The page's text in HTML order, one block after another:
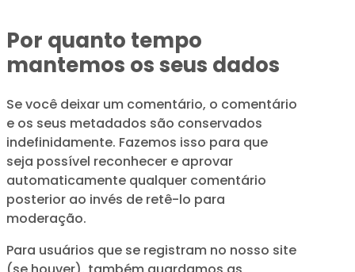
Por quanto tempo
mantemos os seus dados
Se você deixar um comentário, o comentário
e os seus metadados são conservados
indefinidamente. Fazemos isso para que
seja possível reconhecer e aprovar
automaticamente qualquer comentário
posterior ao invés de retê-lo para
moderação.
Para usuários que se registram no nosso site